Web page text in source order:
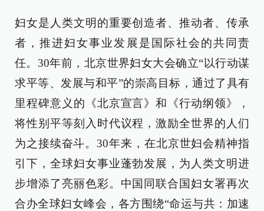
妇女是人类文明的重要创造者、推动者、传承
者，推进妇女事业发展是国际社会的共同责
任。30年前，北京世界妇女大会确立“以行动谋
求平等、发展与和平”的崇高目标，通过了具有
里程碑意义的《北京宣言》和《行动纲领》，
将性别平等刻入时代议程，激励全世界的人们
为之接续奋斗。30年来，在北京世妇会精神指
引下，全球妇女事业蓬勃发展，为人类文明进
步增添了亮丽色彩。中国同联合国妇女署再次
合办全球妇女峰会，各方围绕“命运与共：加速